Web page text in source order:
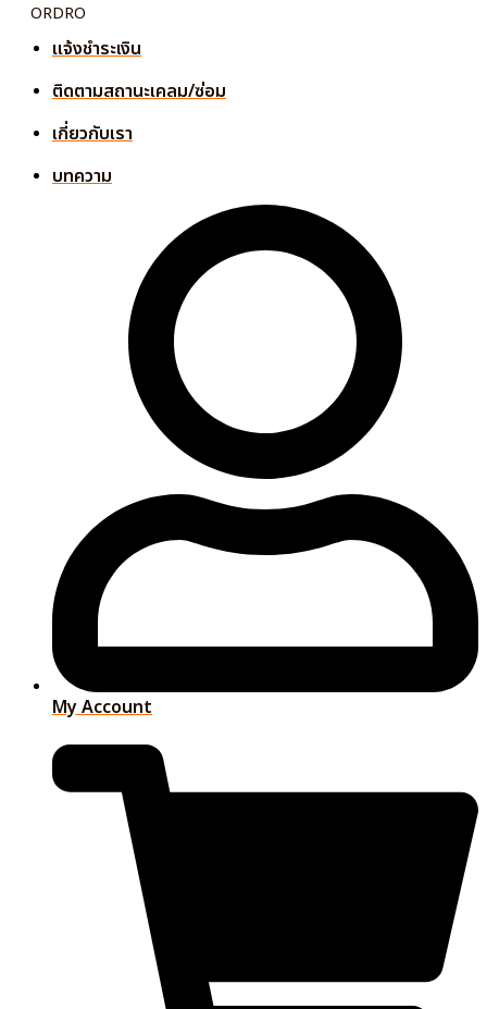
ORDRO
แจ้งชำระเงิน
ติดตามสถานะเคลม/ซ่อม
เกี่ยวกับเรา
บทความ
My Account